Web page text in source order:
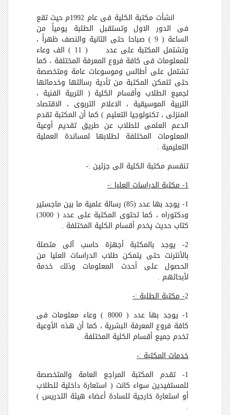
انشأت مكتبة الكلية فى عام 1992م حيث تقع
فى الدور الاول وتستقبل الطلبة يومياً من
الساعة ( 9 ) صباحا حتى الثانية والنصف ظهراً ،
وتشتمل المكتبة على عدد ( 11 ) الف وعاء
للمعلومات فى كافة فروع المعرفة المختلفة ، كما
تشتمل على أطالس وموسوعات عامة ومتخصصة
حتى تتمكن المكتبة من تأدية رسالتها وخدماتها
لجميع الطلاب وأقسام الكلية ( التربية الفنية ،
التربية الموسيقية ، الاعلام التربوى ، الاقتصاد
المنزلى ، تكنولوجيا التعليم ) كما أن المكتبة تقدم
الدعم العلمى للطلاب عن طريق تقديم أوعية
المعلومات المختلفة لطلابها لمساندة العملية
التعليمية .
تنقسم مكتبة الكلية الى جزئين :-
1- مكتبة الدراسات العليا :-
1- يوجد بها عدد (85) رسالة علمية ما بين ماجستير
ودكتوراه ، كما تحتوى المكتبة على عدد ( 3000)
كتاب حديث يخدم أقسام الكلية المختلفة .
2- يوجد بالمكتبة أجهزة حاسب آلى متصلة
بالأنترنت حتى يتمكن طلاب الدراسات العليا من
الحصول على أحدث المعلومات وذلك خدمة
لأبحاثهم .
2- مكتبة الطلبة :-
1- يوجد بها عدد ( 8000 ) وعاء معلومات فى
كافة فروع المعرفة البشرية ، كما أن هذه الأوعية
تخدم جميع أقسام الكلية المختلفة.
خدمات المكتبة :-
1- تقدم المكتبة المراجع العامة والمتخصصة
للمستفيدين سواء كانت ( استعارة داخلية للطلاب
أو استعارة خارجية للسادة أعضاء هيئة التدريس )
.